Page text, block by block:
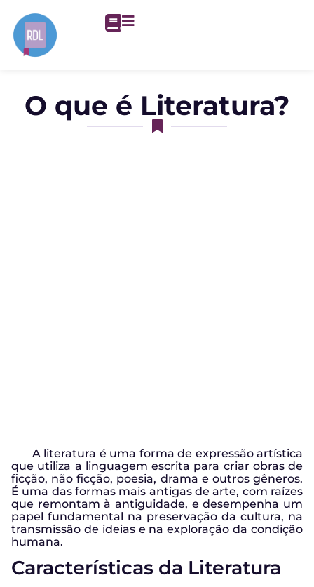
O que é Literatura?
A literatura é uma forma de expressão artística
que utiliza a linguagem escrita para criar obras de
ficção, não ficção, poesia, drama e outros gêneros.
É uma das formas mais antigas de arte, com raízes
que remontam à antiguidade, e desempenha um
papel fundamental na preservação da cultura, na
transmissão de ideias e na exploração da condição
humana.
Características da Literatura